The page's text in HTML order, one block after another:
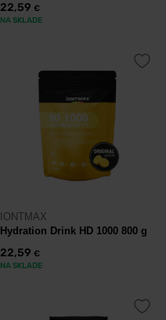
22,59 €
NA SKLADE
IONTMAX
Hydration Drink HD 1000 800 g
22,59 €
NA SKLADE